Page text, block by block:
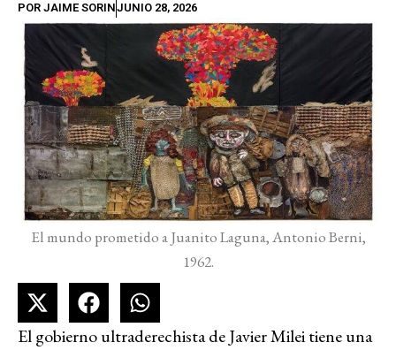
POR JAIME SORINJUNIO 28, 2026
El mundo prometido a Juanito Laguna, Antonio Berni,
1962.
El gobierno ultraderechista de Javier Milei tiene una